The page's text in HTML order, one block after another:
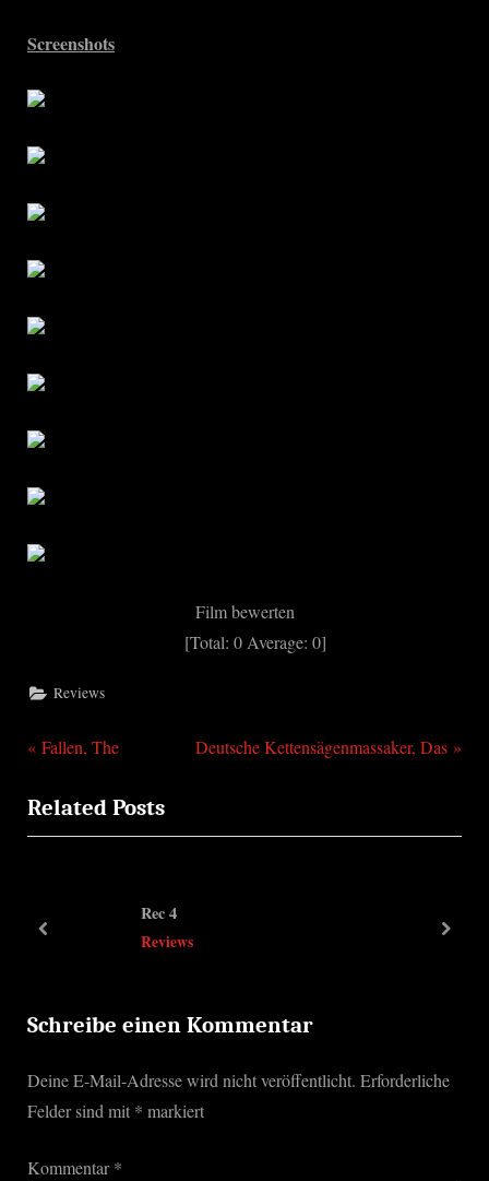
Screenshots
Film bewerten
[Total: 0 Average: 0]
Reviews
Beitragsnavigation
P
e
v
u
o
t
:
Fallen, The
N
t
Deutsche Kettensägenmassaker, Das
Related Posts
Rec 4
Reviews
prev next
Schreibe einen Kommentar
Deine E-Mail-Adresse wird nicht veröffentlicht. Erforderliche
Felder sind mit * markiert
Kommentar*